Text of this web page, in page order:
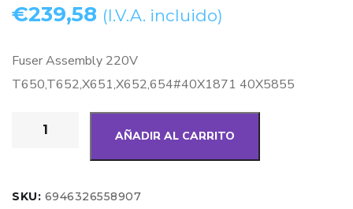
€239,58 (I.V.A. incluido)
Fuser Assembly 220V
T650,T652,X651,X652,654#40X1871 40X5855
AÑADIR AL CARRITO
SKU: 6946326558907